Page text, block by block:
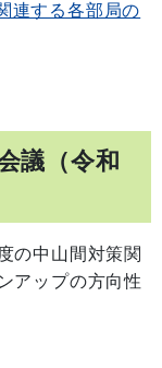
連する各部局の
議（令和
の中山間対策関
アップの方向性